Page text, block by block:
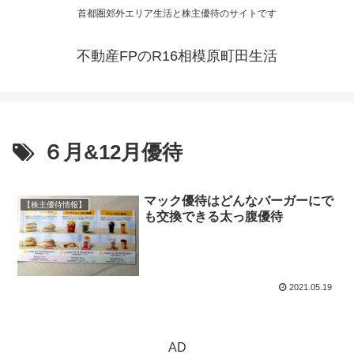
首都圏郊外エリア生活と株主優待のサイトです
不動産FPのR16相模原町田生活
６月&12月優待
【株主優待情報】
マック優待はどんなバーガーにで
も交換できる太っ腹優待
2021.05.19
AD